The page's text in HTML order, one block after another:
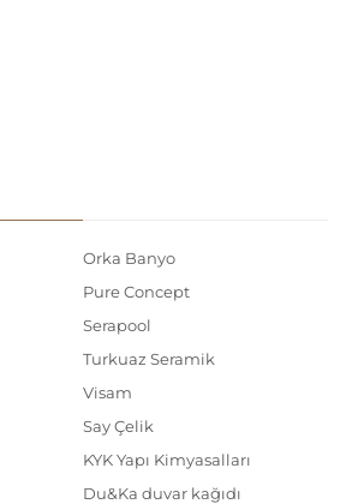
Orka Banyo
Pure Concept
Serapool
Turkuaz Seramik
Visam
Say Çelik
KYK Yapı Kimyasalları
Du&Ka duvar kağıdı